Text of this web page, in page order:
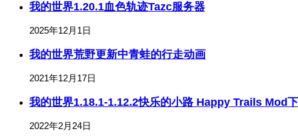
我的世界1.20.1血色轨迹Tazc服务器
2025年12月1日
我的世界荒野更新中青蛙的行走动画
2021年12月17日
我的世界1.18.1-1.12.2快乐的小路 Happy Trails Mod
2022年2月24日